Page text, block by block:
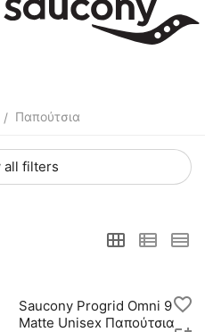
/ Παπούτσια
all filters
Saucony Progrid Omni 9
Matte Unisex Παπούτσια